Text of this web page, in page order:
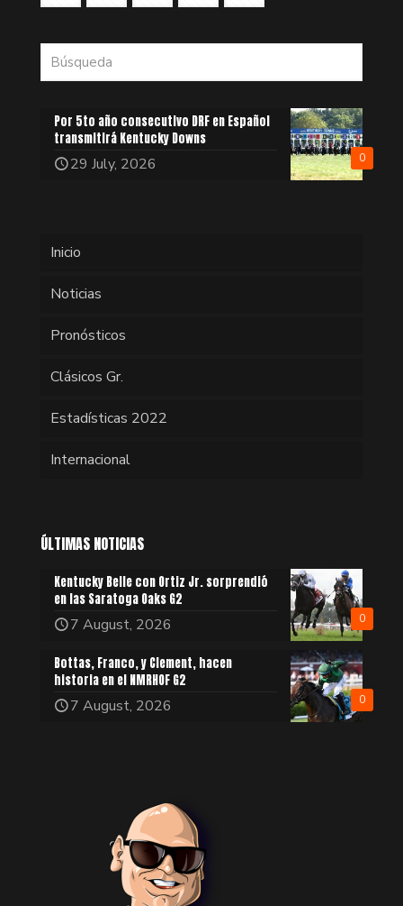
0
Por 5to año consecutivo DRF en Español
transmitirá Kentucky Downs
29 July, 2026
Inicio
Noticias
Pronósticos
Clásicos Gr.
Estadísticas 2022
Internacional
ÚLTIMAS NOTICIAS
0
Kentucky Belle con Ortiz Jr. sorprendió
en las Saratoga Oaks G2
7 August, 2026
0
Bottas, Franco, y Clement, hacen
historia en el NMRHOF G2
7 August, 2026